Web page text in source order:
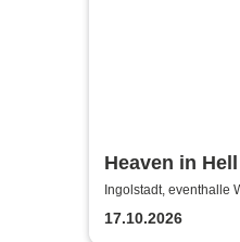
Heaven in
Live
Ingolstadt, eventhalle
17.10.2026